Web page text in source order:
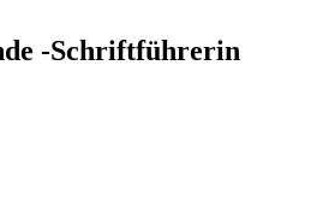
-Schriftführerin